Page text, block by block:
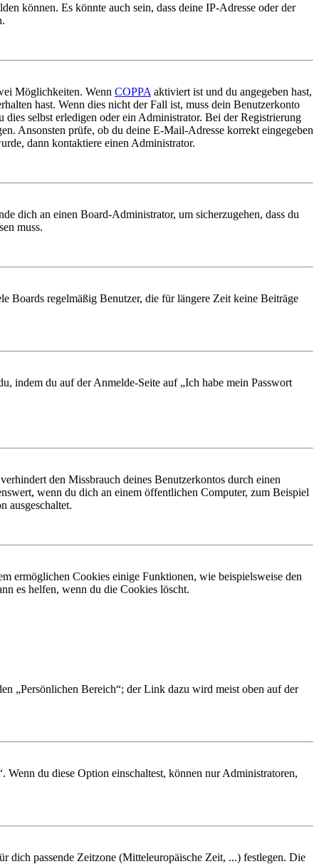
können. Es könnte auch sein, dass deine IP-Adresse oder der
Möglichkeiten. Wenn COPPA aktiviert ist und du angegeben hast,
hast. Wenn dies nicht der Fall ist, muss dein Benutzerkonto
selbst erledigen oder ein Administrator. Bei der Registrierung
Ansonsten prüfe, ob du deine E-Mail-Adresse korrekt eingegeben
dann kontaktiere einen Administrator.
dich an einen Board-Administrator, um sicherzugehen, dass du
muss.
Boards regelmäßig Benutzer, die für längere Zeit keine Beiträge
indem du auf der Anmelde-Seite auf „Ich habe mein Passwort
den Missbrauch deines Benutzerkontos durch einen
wenn du dich an einem öffentlichen Computer, zum Beispiel
ausgeschaltet.
ermöglichen Cookies einige Funktionen, wie beispielsweise den
es helfen, wenn du die Cookies löscht.
„Persönlichen Bereich“; der Link dazu wird meist oben auf der
du diese Option einschaltest, können nur Administratoren,
dich passende Zeitzone (Mitteleuropäische Zeit, ...) festlegen. Die